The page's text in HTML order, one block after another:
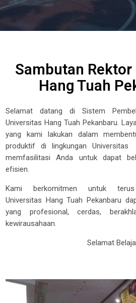
Sambutan
Hang Tuah
Selamat datang di Sistem
Universitas Hang Tuah Pekanbaru.
yang kami lakukan dalam
produktif di lingkungan Universitas
memfasilitasi Anda untuk dapat
efisien.
Kami berkomitmen untuk
Universitas Hang Tuah Pekanbaru
yang profesional, cerdas,
kewirausahaan.
Selamat